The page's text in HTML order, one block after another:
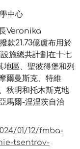
中心
Veronika
款21.73億盧布用於
施總共計劃在十七
區、聖彼得堡和列
爾曼斯克、特維
秋明和托木斯克地
馬爾-涅涅茨自治
01/12/fmba-
tsentrov-